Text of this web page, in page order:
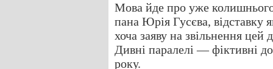
Мова йде про уже
пана Юрія Гусєва, відставку
хоча заяву на звільнення
Дивні паралелі — фіктивні
року.